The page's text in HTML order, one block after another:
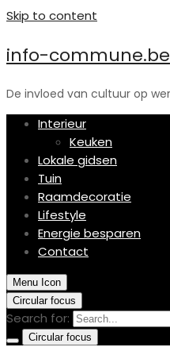
Skip to content
info-commune.be
De invloed van cultuur op
Interieur
Keuken
Lokale gidsen
Tuin
Raamdecoratie
Lifestyle
Energie besparen
Contact
Menu Icon
Circular focus
Search for:
Circular focus